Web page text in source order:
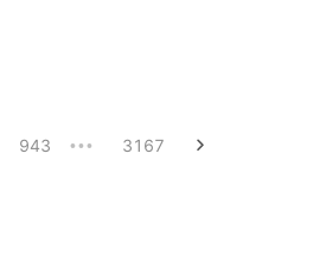
943 ••• 3167